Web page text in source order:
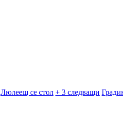
Люлеещ се стол + 3 следващи